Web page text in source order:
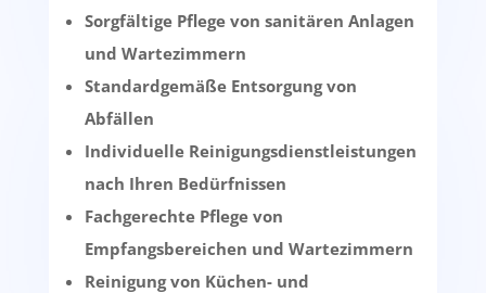
Sorgfältige Pflege von sanitären Anlagen
und Wartezimmern
Standardgemäße Entsorgung von
Abfällen
Individuelle Reinigungsdienstleistungen
nach Ihren Bedürfnissen
Fachgerechte Pflege von
Empfangsbereichen und Wartezimmern
Reinigung von Küchen- und